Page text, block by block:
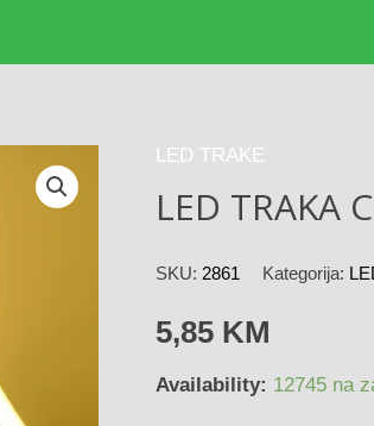
LED TRAKE
LED TRAKA
SKU: 2861 Kategorija:
5,85 KM
Availability: 12745 na